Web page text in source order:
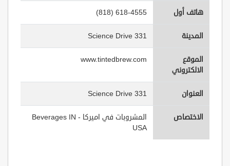
هاتف أول (818) 618-4555
المدينة 331 Science Drive
الموقع
الالكتروني
www.tintedbrew.com
العنوان 331 Science Drive
الاختصاص
المشروبات في اميركا - Beverages IN
USA